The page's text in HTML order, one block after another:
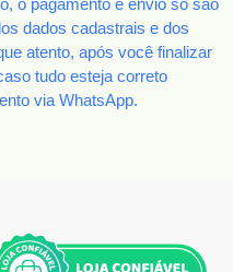
o pagamento e envio só são
dados cadastrais e dos
atento, após você finalizar
tudo esteja correto
via WhatsApp.